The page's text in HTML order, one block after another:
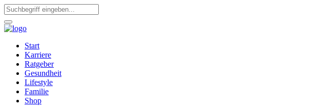
Start
Karriere
Ratgeber
Gesundheit
Lifestyle
Familie
Shop